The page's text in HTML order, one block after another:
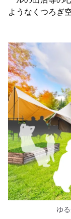
ようなくつろぎ
ゆ